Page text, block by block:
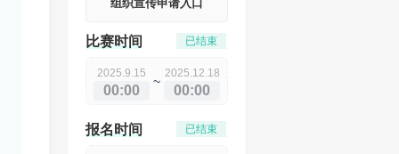
组织宣传申请入口
比赛时间 已结束
2025.9.15
00:00
~
2025.12.18
00:00
报名时间 已结束